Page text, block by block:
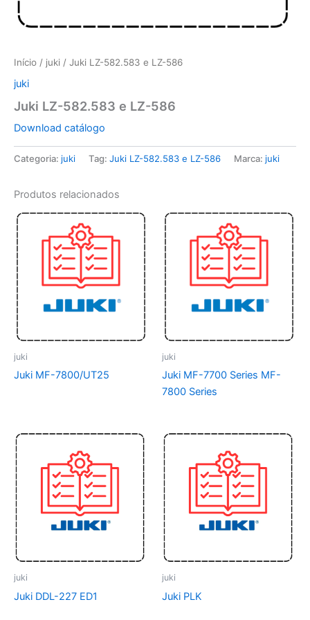
Início / juki / Juki LZ-582.583 e LZ-586
juki
Juki LZ-582.583 e LZ-586
Download catálogo
Categoria: juki Tag: Juki LZ-582.583 e LZ-586 Marca: juki
Produtos relacionados
juki
Juki MF-7800/UT25
juki
Juki MF-7700 Series MF-
7800 Series
juki
Juki DDL-227 ED1
juki
Juki PLK